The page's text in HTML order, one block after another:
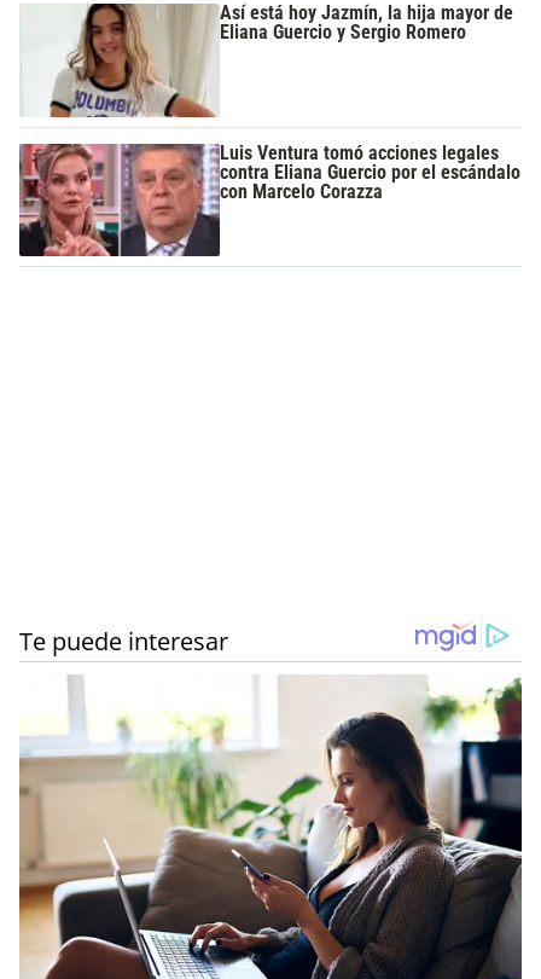
Así está hoy Jazmín, la hija mayor de
Eliana Guercio y Sergio Romero
Luis Ventura tomó acciones legales
contra Eliana Guercio por el escándalo
con Marcelo Corazza